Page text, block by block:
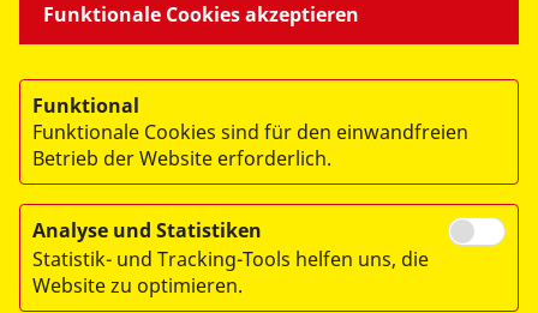
- DER ASB LEIPZIG -
Funktionale Cookies akzeptieren
Funktional
Funktionale Cookies sind für den einwandfreien
Betrieb der Website erforderlich.
Analyse und Statistiken
Statistik- und Tracking-Tools helfen uns, die
Website zu optimieren.